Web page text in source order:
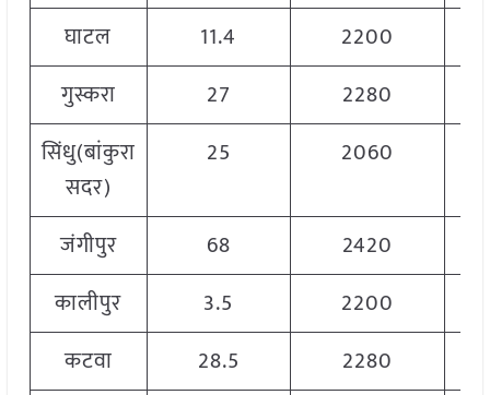
घाटल
11.4
2200
गुस्करा
27
2280
सिंधु(बांकुरा
सदर)
25 2060
जंगीपुर 68
2420
कालीपुर
3.5
2200
कटवा
28.5
2280